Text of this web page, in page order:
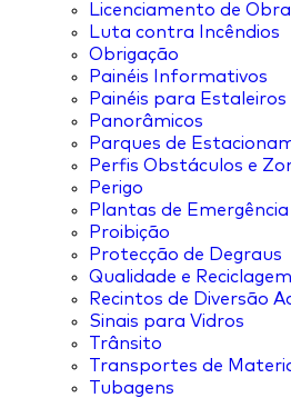
Licenciamento de
Luta contra Incêndios
Obrigação
Painéis Informativos
Painéis para Estaleiros
Panorâmicos
Parques de
Perfis Obstáculos e
Perigo
Plantas de Emergência
Proibição
Protecção de Degraus
Qualidade e
Recintos de Diversão
Sinais para Vidros
Trânsito
Transportes de
Tubagens